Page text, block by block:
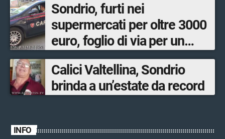
Sondrio, furti nei
supermercati per oltre 3000
euro, foglio di via per un
ventinovenne
Calici Valtellina, Sondrio
brinda a un’estate da record
INFO